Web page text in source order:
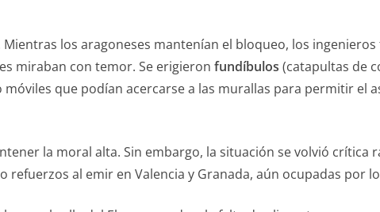
los aragoneses mantenían el bloqueo, los
miraban con temor. Se erigieron fundíbulos (catapultas de
que podían acercarse a las murallas para permitir el
la moral alta. Sin embargo, la situación se volvió crítica
al emir en Valencia y Granada, aún ocupadas por